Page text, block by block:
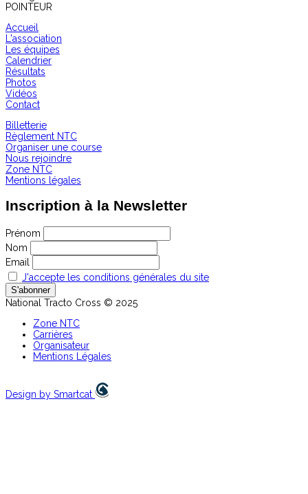
POINTEUR
Accueil
L'association
Les équipes
Calendrier
Résultats
Photos
Vidéos
Contact
Billetterie
Règlement NTC
Organiser une course
Nous rejoindre
Zone NTC
Mentions légales
Inscription à la Newsletter
Prénom
Nom
Email
J'accepte les conditions générales du site
National Tracto Cross © 2025
Zone NTC
Carrières
Organisateur
Mentions Légales
Design by Smartcat